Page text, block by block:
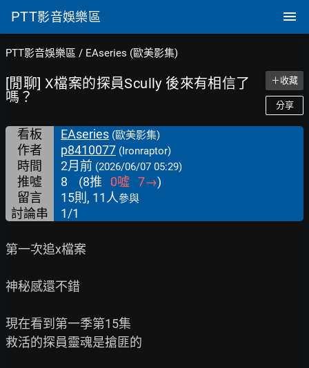
PTT影音娛樂區
PTT影音娛樂區 / EAseries (歐美影集)
[閒聊] X檔案的探員Scully 後來有相信了
嗎？
＋收藏
分享
看板 EAseries (歐美影集)
作者 p8410077 (Ironraptor)
時間 2月前 (2026/06/07 05:29)
推噓 8 (8推 0噓 7→)
留言
15則, 11人參與
討論串 1/1
第一次追x檔案
神秘感還不錯
現在看到第一季第15集
救活的探員靈魂是搶匪的